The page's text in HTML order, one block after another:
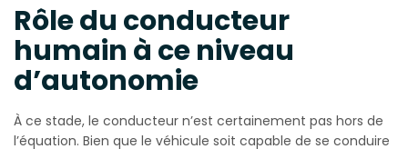
Rôle du conducteur
humain à ce niveau
d’autonomie
À ce stade, le conducteur n’est certainement pas hors de
l’équation. Bien que le véhicule soit capable de se conduire